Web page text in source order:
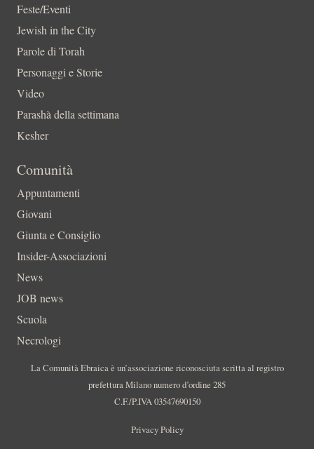
Feste/Eventi
Jewish in the City
Parole di Torah
Personaggi e Storie
Video
Parashà della settimana
Kesher
Comunità
Appuntamenti
Giovani
Giunta e Consiglio
Insider-Associazioni
News
JOB news
Scuola
Necrologi
La Comunità Ebraica è un’associazione riconosciuta scritta al registro
prefettura Milano numero d’ordine 285
C.F./P.IVA 03547690150
Privacy Policy